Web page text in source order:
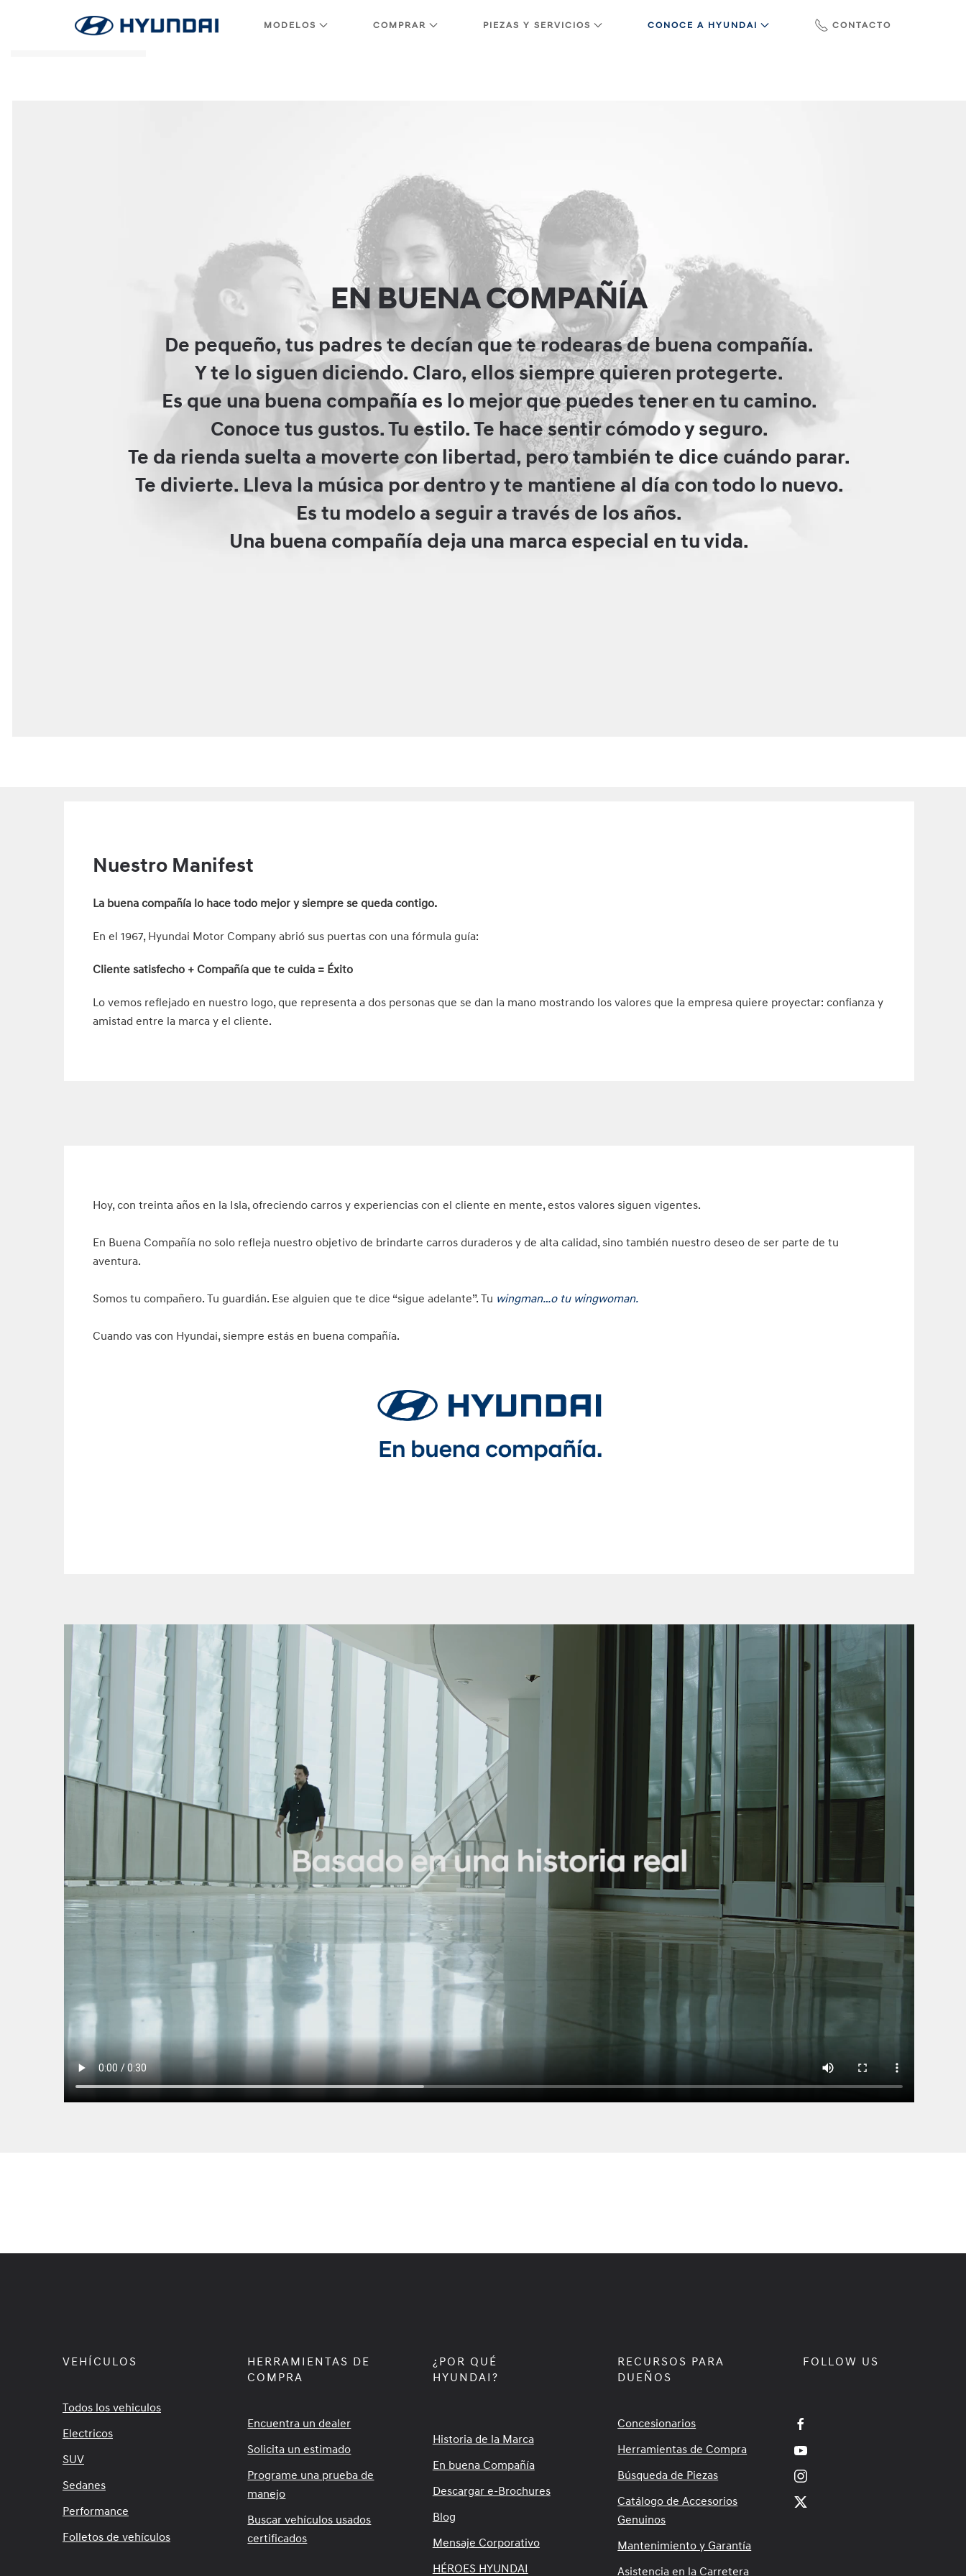
Skip to main content
MODELOS COMPRAR PIEZAS Y SERVICIOS CONOCE A HYUNDAI CONTACTO
EN BUENA COMPAÑÍA
De pequeño, tus padres te decían que te rodearas de buena compañía.
Y te lo siguen diciendo. Claro, ellos siempre quieren protegerte.
Es que una buena compañía es lo mejor que puedes tener en tu camino.
Conoce tus gustos. Tu estilo. Te hace sentir cómodo y seguro.
Te da rienda suelta a moverte con libertad, pero también te dice cuándo parar.
Te divierte. Lleva la música por dentro y te mantiene al día con todo lo nuevo.
Es tu modelo a seguir a través de los años.
Una buena compañía deja una marca especial en tu vida.
Nuestro Manifest
La buena compañía lo hace todo mejor y siempre se queda contigo.
En el 1967, Hyundai Motor Company abrió sus puertas con una fórmula guía:
Cliente satisfecho + Compañía que te cuida = Éxito
Lo vemos reflejado en nuestro logo, que representa a dos personas que se dan la mano mostrando los valores que la empresa quiere proyectar: confianza y
amistad entre la marca y el cliente.
Hoy, con treinta años en la Isla, ofreciendo carros y experiencias con el cliente en mente, estos valores siguen vigentes.
En Buena Compañía no solo refleja nuestro objetivo de brindarte carros duraderos y de alta calidad, sino también nuestro deseo de ser parte de tu
aventura.
Somos tu compañero. Tu guardián. Ese alguien que te dice “sigue adelante”. Tu wingman…o tu wingwoman.
Cuando vas con Hyundai, siempre estás en buena compañía.
VEHÍCULOS
Todos los vehiculos
Electricos
SUV
Sedanes
Performance
Folletos de vehículos
HERRAMIENTAS DE
COMPRA
Encuentra un dealer
Solicita un estimado
Programe una prueba de
manejo
Buscar vehículos usados
certificados
¿POR QUÉ
HYUNDAI?
Historia de la Marca
En buena Compañía
Descargar e-Brochures
Blog
Mensaje Corporativo
HÉROES HYUNDAI
RECURSOS PARA
DUEÑOS
Concesionarios
Herramientas de Compra
Búsqueda de Piezas
Catálogo de Accesorios
Genuinos
Mantenimiento y Garantía
Asistencia en la Carretera
FOLLOW US